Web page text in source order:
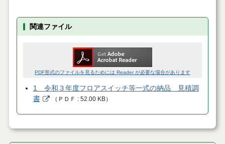
関連ファイル
PDF形式のファイルを見るためには Reader が必要な場合があります
1 令和３年度フロアスイッチ等一式の納品 見積調
書
（ ＰＤＦ 52.00 KB）